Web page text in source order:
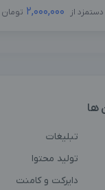
دستمزد از 2,000,000 تومان
ها
تبلیغات
تولید محتوا
دایرکت و کامنت